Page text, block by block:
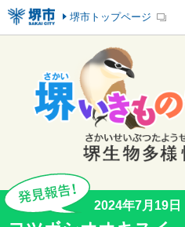
堺市トップページ
2024年7月19日